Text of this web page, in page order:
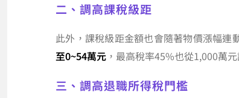
二、調高課稅級距
此外，課稅級距金額也會隨著物價漲幅連
至0~54萬元 ，最高稅率45%也從1,000萬
三、調高退職所得稅門檻